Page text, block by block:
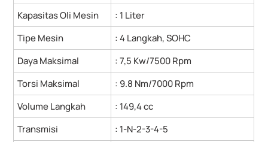
Kapasitas Oli Mesin
: 1 Liter
Tipe Mesin
: 4 Langkah, SOHC
Daya Maksimal
: 7,5 Kw/7500 Rpm
Torsi Maksimal
: 9.8 Nm/7000 Rpm
Volume Langkah
: 149,4 cc
Transmisi
: 1-N-2-3-4-5